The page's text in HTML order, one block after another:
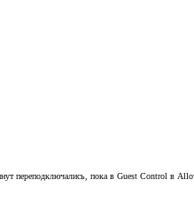
переподключались, пока в Guest Control в